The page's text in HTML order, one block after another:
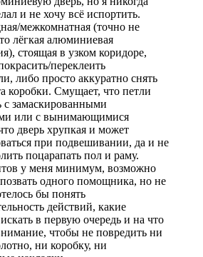
и не хочу всё испортить.
межкомнатная (точно не
лёгкая алюминиевая
стоящая в узком коридоре,
переклеить
либо просто аккуратно снять
коробки. Смущает, что петли
с замаскированными
или с вынимающимися
дверь хрупкая и может
при подвешивании, да и не
поцарапать пол и раму.
у меня минимум, возможно
одного помощника, но не
бы понять
действий, какие
в первую очередь и на что
чтобы не повредить ни
ни коробку, ни